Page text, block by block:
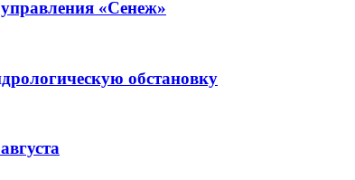
«Сенеж»
обстановку